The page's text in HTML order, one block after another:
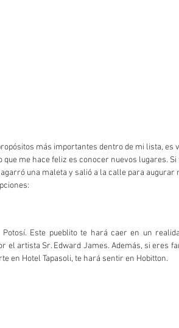
más importantes dentro de mi lista, es
que me hace feliz es conocer nuevos lugares.
una maleta y salió a la calle para augurar
Potosí. Este pueblito te hará caer en un
el artista Sr. Edward James. Además, si eres
en Hotel Tapasoli, te hará sentir en Hobitton.